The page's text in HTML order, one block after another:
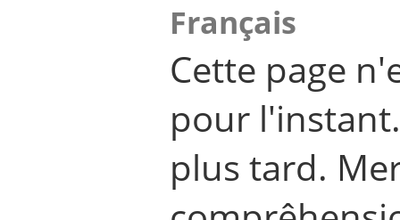
Français
Cette page
pour
plus tard.